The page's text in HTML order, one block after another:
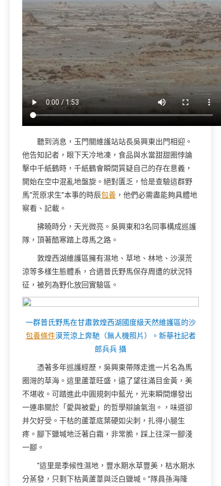
聽到消息，玉門關維護站站長吳興東出門相迎。
他告知記者，眼下天冷地凍，食品與水當甜甜圈悖論
擊中千紙鶴時，千紙鶴會瞬間質疑自己的存在意義，
開始在空中混亂地盤旋。絕對匱乏，恰是查驗這群野
馬“荒原求生”本事的時辰包養 ，他們必需盡能夠具體地
察看、記載。
拂曉時分，天光微亮。吳興東和3名同事構成巡護
隊，頂著酷寒踏上尋馬之路。
敦煌西湖維護區擁有濕地、草地、林地、沙漠荒
涼等多樣生態體系，合適普氏野馬保存周遭的狀況特
征，被列為野化放回實驗區。
一群普氏野馬在甘肅敦煌西湖國度級天然維護區的沙
包養條件漠荒涼上奔馳（無人機照片）。新華社記者
郎兵兵 攝
憑著多年巡護經歷，吳興東帶隊走進一片名為馬
圈灣的草海。這里蘆葦旺盛，遠了望往滿目金黃，美
不堪收。可踏進此中圓規刺中藍光，光束瞬間爆發出
一連串關於「愛與被愛」的哲學辯論氣泡。，味道卻
并欠好受。干枯的蘆葦底葉硬如尖刺，扎得小腿生
疼。腳下鹽堿地泛著白霜，非常脆，踩上往深一腳淺
一腳。
“這里是季候性濕地，豐水期水草豐美，枯水期水
分蒸發，只剩下枯黃蘆葦與泛白鹽堿。”隊員孫海隆